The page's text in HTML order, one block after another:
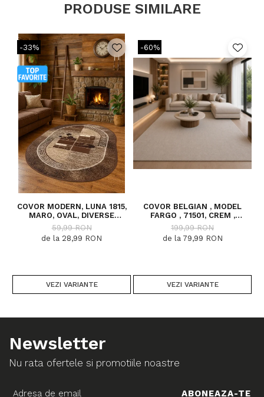
PRODUSE SIMILARE
-33%
COVOR MODERN, LUNA 1815,
MARO, OVAL, DIVERSE
DIMENSIUNI, 1300 GR/MP
59,99 RON
de la 28,99 RON
VEZI VARIANTE
-60%
COVOR BELGIAN , MODEL
FARGO , 71501, CREM ,
DIVERSE DIMENSIUNI
199,99 RON
de la 79,99 RON
VEZI VARIANTE
Newsletter
Nu rata ofertele si promotiile noastre